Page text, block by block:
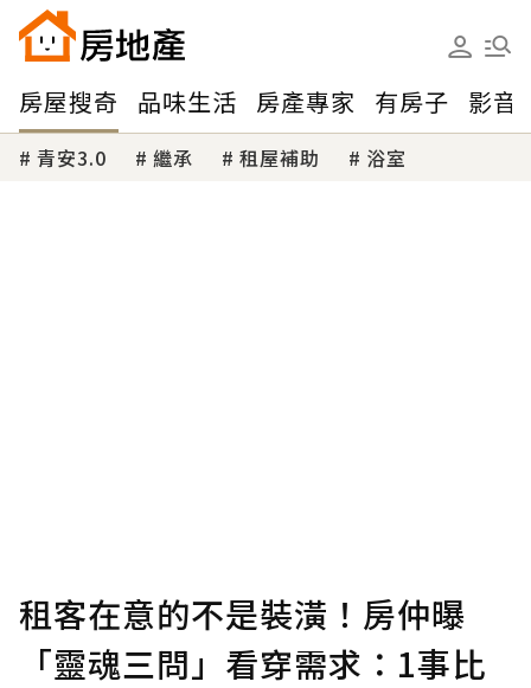
房屋搜奇 品味生活 房產專家 有房子 影音
青安3.0 繼承 租屋補助 浴室
租客在意的不是裝潢！房仲曝
「靈魂三問」看穿需求：1事比